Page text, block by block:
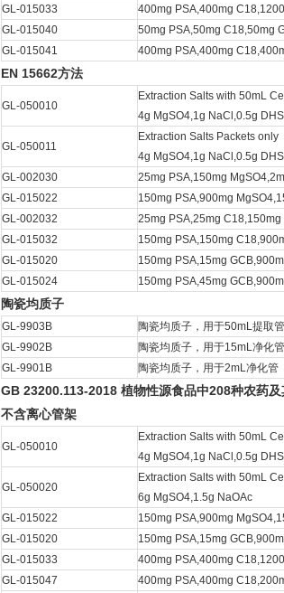
GL-015033
400mg PSA,400mg
GL-015040
50mg PSA,50mg C18,50mg
GL-015041
400mg PSA,400mg
EN 15662方法
GL-050010
Extraction Salts with 50mL
4g MgSO4,1g NaCl,0.5g
GL-050011
Extraction Salts Packets only
4g MgSO4,1g NaCl,0.5g
GL-002030 25mg PSA,150mg
GL-015022
150mg PSA,900mg
GL-002032
25mg PSA,25mg
GL-015032
150mg PSA,150mg
GL-015020
150mg PSA,15mg
GL-015024
150mg PSA,45mg
陶瓷均质子
GL-9903B 陶瓷均质子，用于50mL提取管
GL-9902B
陶瓷均质子，用于15mL净化管
GL-9901B
陶瓷均质子，用于2mL净化管
GB 23200.113-2018 植物性源食品中208种农药
不含离心管架
GL-050010
Extraction Salts with 50mL
4g MgSO4,1g NaCl,0.5g
GL-050020
Extraction Salts with 50mL
6g MgSO4,1.5g NaOAc
GL-015022 150mg PSA,900mg
GL-015020
150mg PSA,15mg
GL-015033
400mg PSA,400mg
GL-015047
400mg PSA,400mg